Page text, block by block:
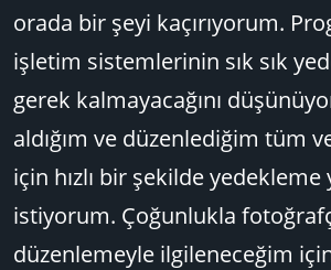
orada bir şeyi kaçırıyorum.
işletim sistemlerinin sık sık
gerek kalmayacağını
aldığım ve düzenlediğim tüm
için hızlı bir şekilde
istiyorum. Çoğunlukla
düzenlemeyle ilgileneceğim